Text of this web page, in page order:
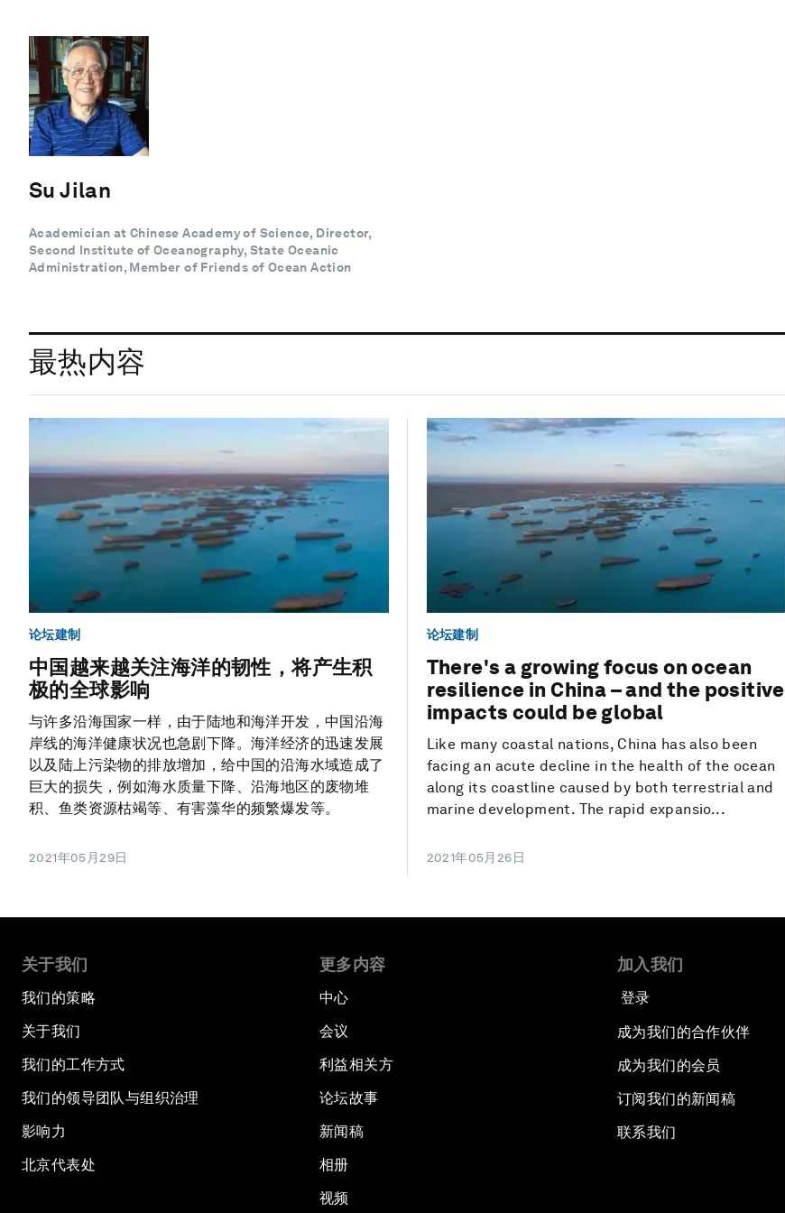
Su Jilan
Academician at Chinese Academy of Science, Director,
Second Institute of Oceanography, State Oceanic
Administration, Member of Friends of Ocean Action
最热内容
论坛建制
中国越来越关注海洋的韧性，将产生积
极的全球影响
与许多沿海国家一样，由于陆地和海洋开发，中国沿海
岸线的海洋健康状况也急剧下降。海洋经济的迅速发展
以及陆上污染物的排放增加，给中国的沿海水域造成了
巨大的损失，例如海水质量下降、沿海地区的废物堆
积、鱼类资源枯竭等、有害藻华的频繁爆发等。
2021年05月29日
论坛建制
There's a growing focus on ocean
resilience in China – and the positive
impacts could be global
Like many coastal nations, China has also been
facing an acute decline in the health of the ocean
along its coastline caused by both terrestrial and
marine development. The rapid expansio...
2021年05月26日
关于我们
我们的策略
关于我们
我们的工作方式
我们的领导团队与组织治理
影响力
北京代表处
更多内容
中心
会议
利益相关方
论坛故事
新闻稿
相册
视频
加入我们
登录
成为我们的合作伙伴
成为我们的会员
订阅我们的新闻稿
联系我们